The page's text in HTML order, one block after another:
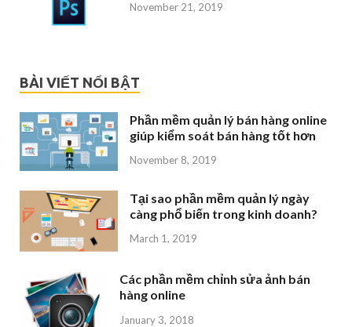
November 21, 2019
BÀI VIẾT NỔI BẬT
Phần mềm quản lý bán hàng online
giúp kiểm soát bán hàng tốt hơn
November 8, 2019
Tại sao phần mềm quản lý ngày
càng phổ biến trong kinh doanh?
March 1, 2019
Các phần mềm chỉnh sửa ảnh bán
hàng online
January 3, 2018